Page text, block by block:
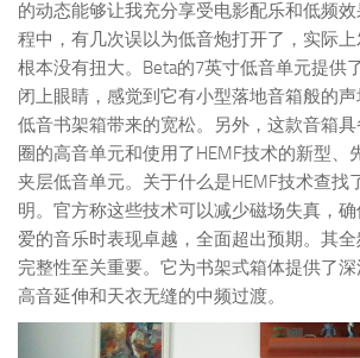
的动态能够让我充分享受电影配乐和低频
程中，有几次误以为低音炮打开了，实际
根本没有扭大。Beta的7英寸低音单元提供
闭上眼睛，感觉到它有小型落地音箱般的
低音书架箱带来的宽松。另外，这款音箱
圈的高音单元和使用了HEMF技术的新型、
夹层低音单元。关于什么是HEMF技术查找
明。官方称这些技术可以减少磁场失真，
爱的音乐时表现卓越，全面超出预期。其
完整性至关重要。它为书架式箱体提供了
高音延伸和天衣无缝的中频过渡。